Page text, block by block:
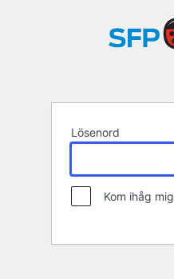
Lösenord
Kom ihåg mig